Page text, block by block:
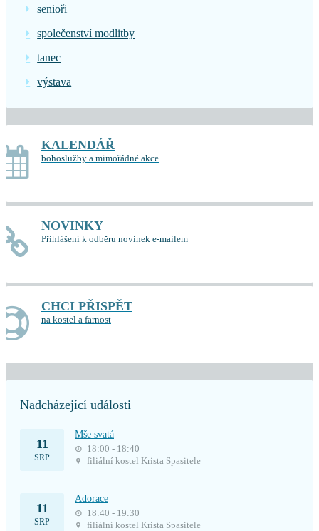
senioři
společenství modlitby
tanec
výstava
KALENDÁŘ
bohoslužby a mimořádné akce
NOVINKY
Přihlášení k odběru novinek e-mailem
CHCI PŘISPĚT
na kostel a farnost
Nadcházející události
11
SRP
Mše svatá
18:00 - 18:40
filiální kostel Krista Spasitele
11
SRP
Adorace
18:40 - 19:30
filiální kostel Krista Spasitele